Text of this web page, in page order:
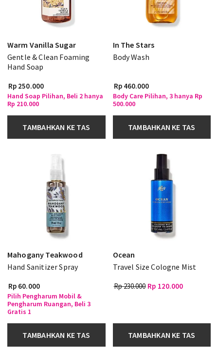
Warm Vanilla Sugar
Gentle & Clean Foaming
Hand Soap
Rp 250.000
Hand Soap Pilihan, Beli 2 hanya
Rp 210.000
TAMBAHKAN KE TAS
In The Stars
Body Wash
Rp 460.000
Body Care Pilihan, 3 hanya Rp
500.000
TAMBAHKAN KE TAS
Mahogany Teakwood
Hand Sanitizer Spray
Rp 60.000
Pilih Pengharum Mobil &
Pengharum Ruangan, Beli 3
Gratis 1
TAMBAHKAN KE TAS
Ocean
Travel Size Cologne Mist
Rp 230.000 Rp 120.000
TAMBAHKAN KE TAS